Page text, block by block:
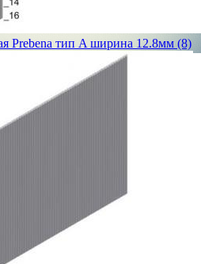
Prebena тип A ширина 12.8мм (8)